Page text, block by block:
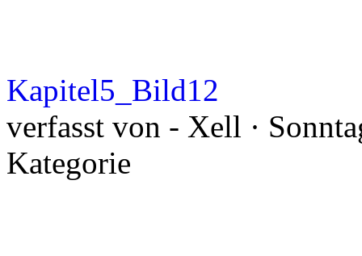
Kapitel5_Bild12
verfasst von - Xell ·
Kategorie